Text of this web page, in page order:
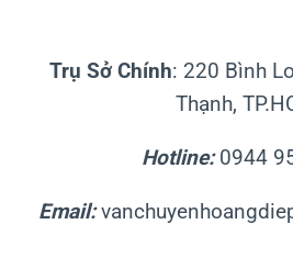
Trụ Sở Chính: 220 Bình
Thạnh,
Hotline:0944
Email: